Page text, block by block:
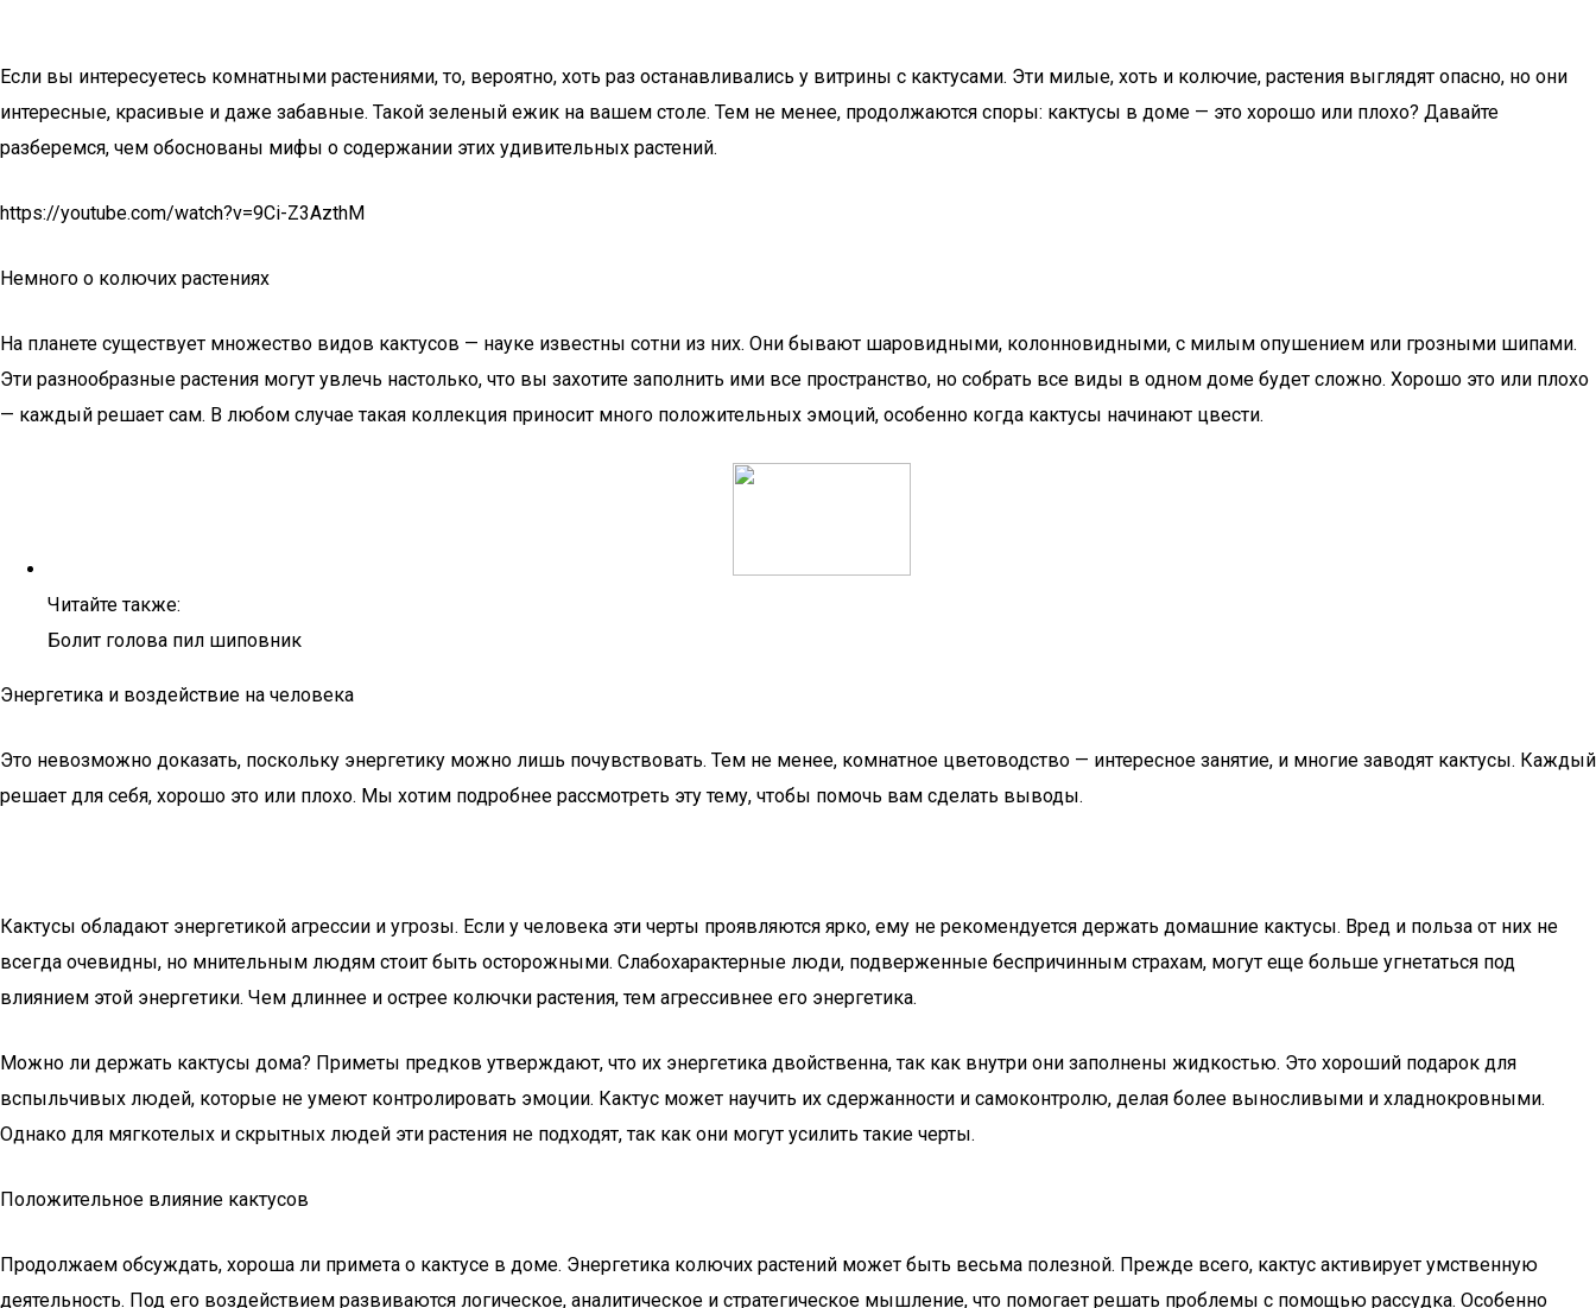
Если вы интересуетесь комнатными растениями, то, вероятно, хоть раз останавливались у витрины с кактусами. Эти милые, хоть и колючие, растения выглядят опасно, но они
интересные, красивые и даже забавные. Такой зеленый ежик на вашем столе. Тем не менее, продолжаются споры: кактусы в доме — это хорошо или плохо? Давайте
разберемся, чем обоснованы мифы о содержании этих удивительных растений.
https://youtube.com/watch?v=9Ci-Z3AzthM
Немного о колючих растениях
На планете существует множество видов кактусов — науке известны сотни из них. Они бывают шаровидными, колонновидными, с милым опушением или грозными шипами.
Эти разнообразные растения могут увлечь настолько, что вы захотите заполнить ими все пространство, но собрать все виды в одном доме будет сложно. Хорошо это или плохо
— каждый решает сам. В любом случае такая коллекция приносит много положительных эмоций, особенно когда кактусы начинают цвести.
Читайте также:
Болит голова пил шиповник
Энергетика и воздействие на человека
Это невозможно доказать, поскольку энергетику можно лишь почувствовать. Тем не менее, комнатное цветоводство — интересное занятие, и многие заводят кактусы. Каждый
решает для себя, хорошо это или плохо. Мы хотим подробнее рассмотреть эту тему, чтобы помочь вам сделать выводы.
Кактусы обладают энергетикой агрессии и угрозы. Если у человека эти черты проявляются ярко, ему не рекомендуется держать домашние кактусы. Вред и польза от них не
всегда очевидны, но мнительным людям стоит быть осторожными. Слабохарактерные люди, подверженные беспричинным страхам, могут еще больше угнетаться под
влиянием этой энергетики. Чем длиннее и острее колючки растения, тем агрессивнее его энергетика.
Можно ли держать кактусы дома? Приметы предков утверждают, что их энергетика двойственна, так как внутри они заполнены жидкостью. Это хороший подарок для
вспыльчивых людей, которые не умеют контролировать эмоции. Кактус может научить их сдержанности и самоконтролю, делая более выносливыми и хладнокровными.
Однако для мягкотелых и скрытных людей эти растения не подходят, так как они могут усилить такие черты.
Положительное влияние кактусов
Продолжаем обсуждать, хороша ли примета о кактусе в доме. Энергетика колючих растений может быть весьма полезной. Прежде всего, кактус активирует умственную
деятельность. Под его воздействием развиваются логическое, аналитическое и стратегическое мышление, что помогает решать проблемы с помощью рассудка. Особенно